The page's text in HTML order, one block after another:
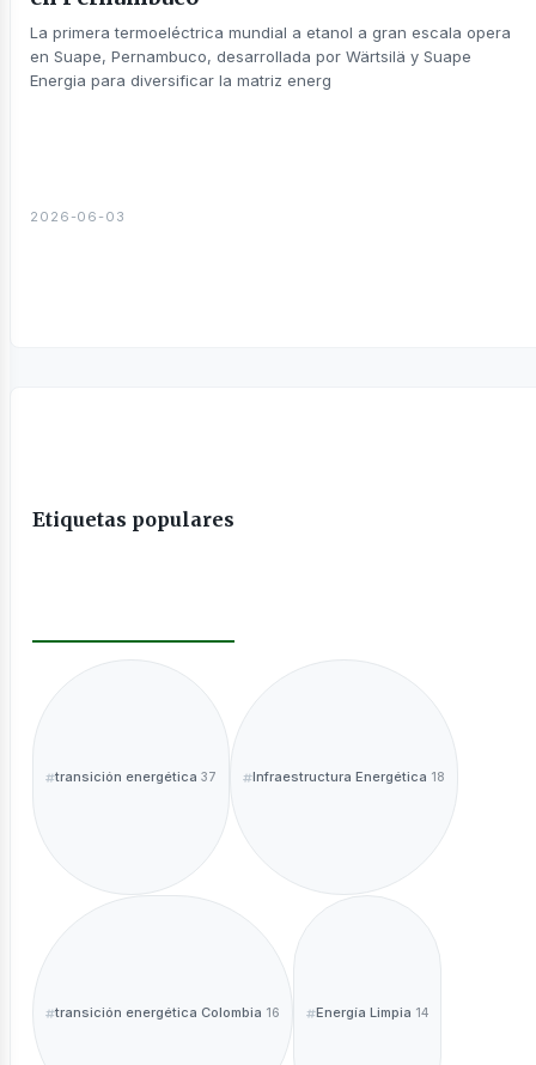
La primera termoeléctrica mundial a etanol a gran escala opera
en Suape, Pernambuco, desarrollada por Wärtsilä y Suape
Energia para diversificar la matriz energ
2026-06-03
Etiquetas populares
transición energética 37 Infraestructura Energética 18
transición energética Colombia 16 Energía Limpia 14